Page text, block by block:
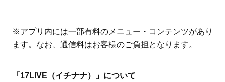
※アプリ内には一部有料のメニュー・コンテンツがあり
ます。なお、通信料はお客様のご負担となります。
「17LIVE（イチナナ）」について